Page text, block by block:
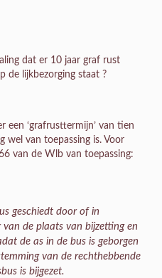
dat er 10 jaar graf rust
de lijkbezorging staat ?
een ‘grafrusttermijn’ van tien
wel van toepassing is. Voor
van de Wlb van toepassing:
geschiedt door of in
de plaats van bijzetting en
de as in de bus is geborgen
van de rechthebbende
is bijgezet.